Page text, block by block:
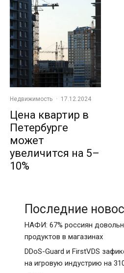
Недвижимость · 17.12.2024
Цена квартир в
Петербурге
может
увеличится на 5–
10%
Последние
НАФИ: 67% россиян
продуктов в магазинах
DDoS-Guard и FirstVDS
на игровую индустрию на